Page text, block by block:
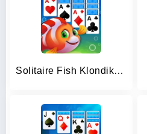
Solitaire Fish Klondike Card